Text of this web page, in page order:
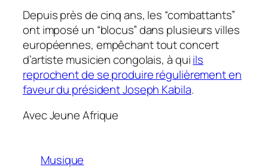
Depuis près de cinq ans, les “combattants”
ont imposé un “blocus” dans plusieurs villes
européennes, empêchant tout concert
d’artiste musicien congolais, à quiils
reprochent de se produire régulièrement en
faveur du président Joseph Kabila.
Avec Jeune Afrique
Musique